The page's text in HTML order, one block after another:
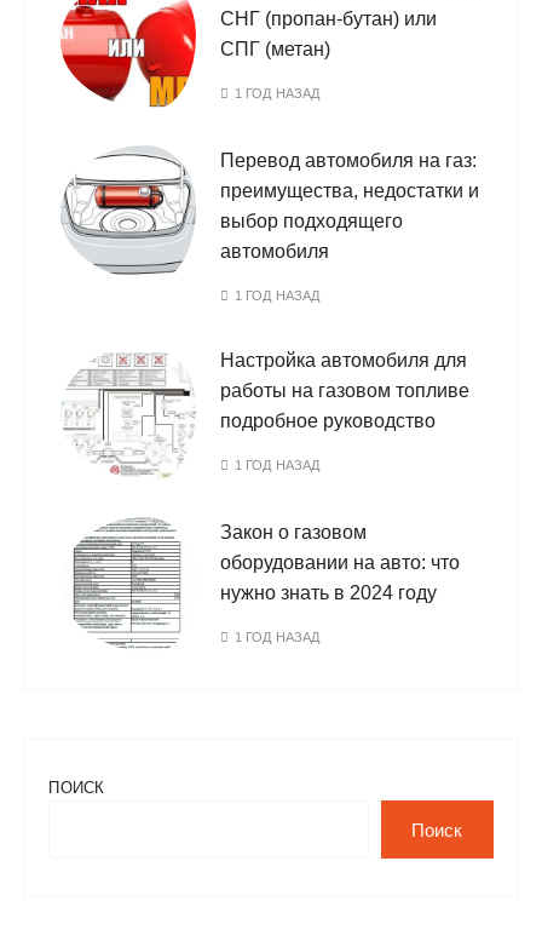
СНГ (пропан-бутан) или
СПГ (метан)
1 ГОД НАЗАД
Перевод автомобиля на газ:
преимущества, недостатки и
выбор подходящего
автомобиля
1 ГОД НАЗАД
Настройка автомобиля для
работы на газовом топливе
подробное руководство
1 ГОД НАЗАД
Закон о газовом
оборудовании на авто: что
нужно знать в 2024 году
1 ГОД НАЗАД
ПОИСК
Поиск